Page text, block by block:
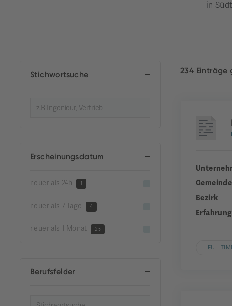
in
Stichwortsuche
Erscheinungsdatum
neuer als 24h 1
neuer als 7 Tage 4
neuer als 1 Monat 25
Berufsfelder
234 Einträge
Gemeinde
Bezirk
Erfahrung